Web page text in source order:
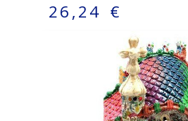
26,24 €